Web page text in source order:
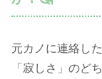
元カノに連絡し
「寂しさ」のど